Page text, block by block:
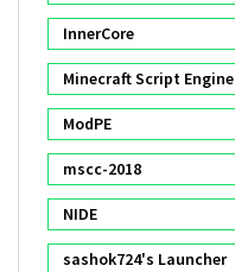
InnerCore
Minecraft Script Engine
ModPE
mscc-2018
NIDE
sashok724's Launcher